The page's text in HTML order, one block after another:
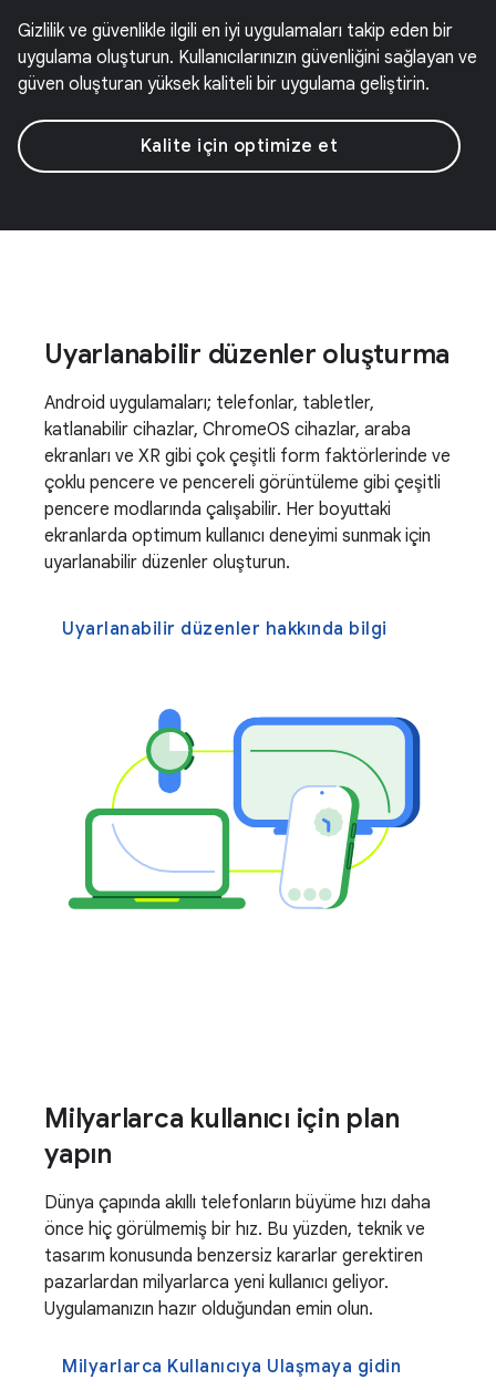
Gizlilik ve güvenlikle ilgili en iyi uygulamaları takip eden bir
uygulama oluşturun. Kullanıcılarınızın güvenliğini sağlayan ve
güven oluşturan yüksek kaliteli bir uygulama geliştirin.
Kalite için optimize et
Uyarlanabilir düzenler oluşturma
Android uygulamaları; telefonlar, tabletler,
katlanabilir cihazlar, ChromeOS cihazlar, araba
ekranları ve XR gibi çok çeşitli form faktörlerinde ve
çoklu pencere ve pencereli görüntüleme gibi çeşitli
pencere modlarında çalışabilir. Her boyuttaki
ekranlarda optimum kullanıcı deneyimi sunmak için
uyarlanabilir düzenler oluşturun.
Uyarlanabilir düzenler hakkında bilgi
Milyarlarca kullanıcı için plan
yapın
Dünya çapında akıllı telefonların büyüme hızı daha
önce hiç görülmemiş bir hız. Bu yüzden, teknik ve
tasarım konusunda benzersiz kararlar gerektiren
pazarlardan milyarlarca yeni kullanıcı geliyor.
Uygulamanızın hazır olduğundan emin olun.
Milyarlarca Kullanıcıya Ulaşmaya gidin